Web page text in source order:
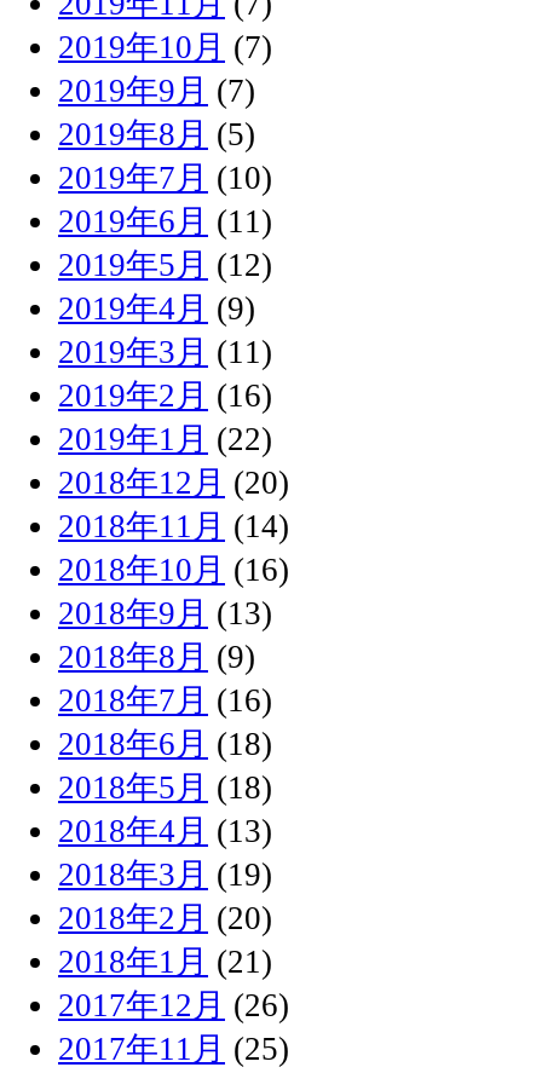
2019年10月 (7)
2019年9月 (7)
2019年8月 (5)
2019年7月 (10)
2019年6月 (11)
2019年5月 (12)
2019年4月 (9)
2019年3月 (11)
2019年2月 (16)
2019年1月 (22)
2018年12月 (20)
2018年11月 (14)
2018年10月 (16)
2018年9月 (13)
2018年8月 (9)
2018年7月 (16)
2018年6月 (18)
2018年5月 (18)
2018年4月 (13)
2018年3月 (19)
2018年2月 (20)
2018年1月 (21)
2017年12月 (26)
2017年11月 (25)